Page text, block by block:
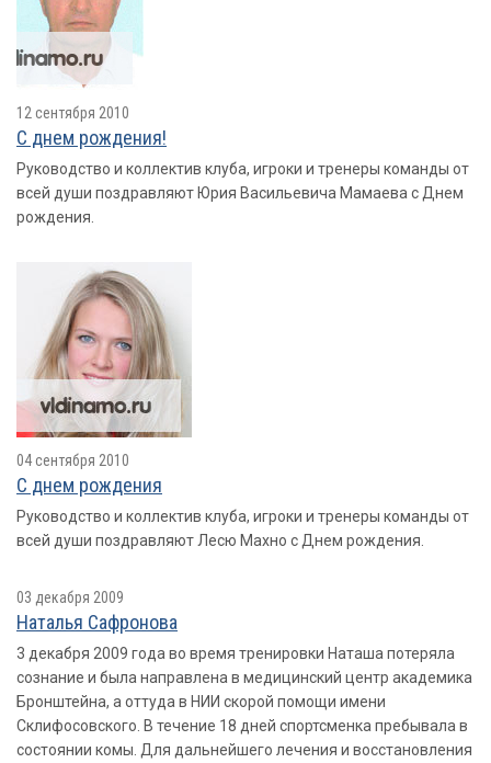
12 сентября 2010
С днем рождения!
Руководство и коллектив клуба, игроки и тренеры команды от
всей души поздравляют Юрия Васильевича Мамаева с Днем
рождения.
04 сентября 2010
С днем рождения
Руководство и коллектив клуба, игроки и тренеры команды от
всей души поздравляют Лесю Махно с Днем рождения.
03 декабря 2009
Наталья Сафронова
3 декабря 2009 года во время тренировки Наташа потеряла
сознание и была направлена в медицинский центр академика
Бронштейна, а оттуда в НИИ скорой помощи имени
Склифосовского. В течение 18 дней спортсменка пребывала в
состоянии комы. Для дальнейшего лечения и восстановления